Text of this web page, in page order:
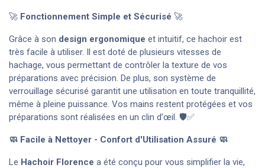
🚀 Fonctionnement Simple et Sécurisé 🚀
Grâce à son design ergonomique et intuitif, ce hachoir est
très facile à utiliser. Il est doté de plusieurs vitesses de
hachage, vous permettant de contrôler la texture de vos
préparations avec précision. De plus, son système de
verrouillage sécurisé garantit une utilisation en toute tranquillité,
même à pleine puissance. Vos mains restent protégées et vos
préparations sont réalisées en un clin d’œil. 🛡️✅
🧼 Facile à Nettoyer - Confort d'Utilisation Assuré 🧼
Le Hachoir Florence a été conçu pour vous simplifier la vie,